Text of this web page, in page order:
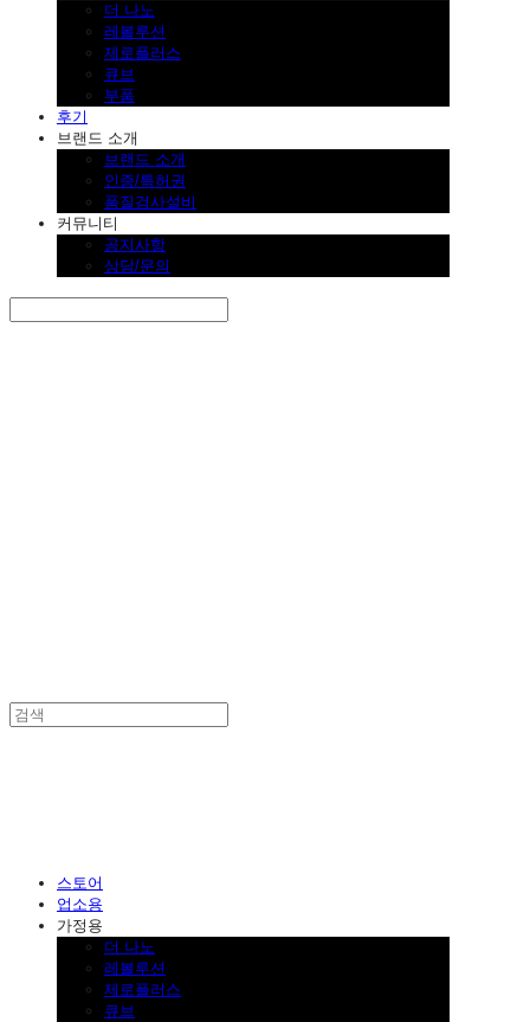
더 나노
레볼루션
제로플러스
큐브
부품
후기
브랜드 소개
브랜드 소개
인증/특허권
품질검사설비
커뮤니티
공지사항
상담/문의
스토어
업소용
가정용
더 나노
레볼루션
제로플러스
큐브